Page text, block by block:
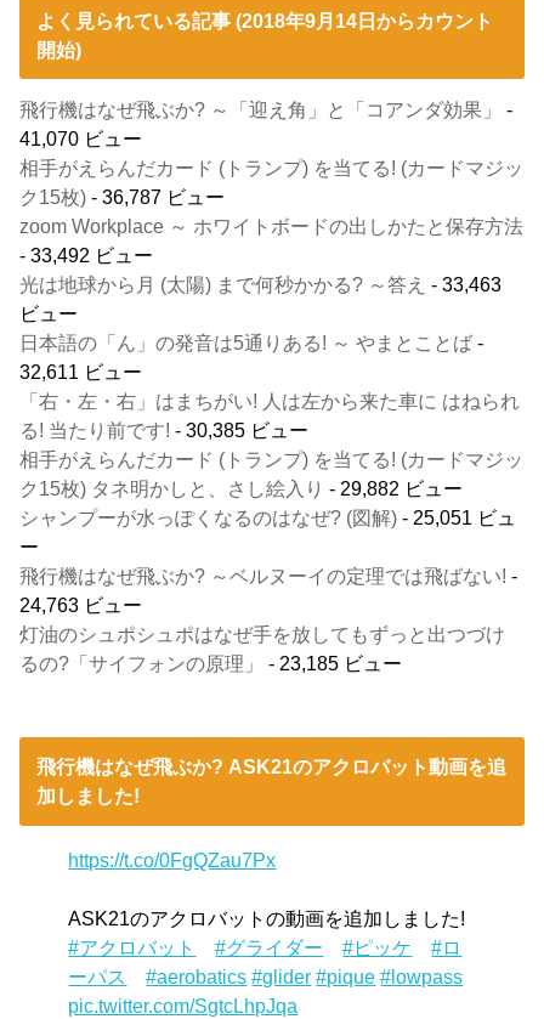
よく見られている記事 (2018年9月14日からカウント
開始)
飛行機はなぜ飛ぶか? ～「迎え角」と「コアンダ効果」
-
41,070 ビュー
相手がえらんだカード (トランプ) を当てる! (カードマジッ
ク15枚) - 36,787 ビュー
zoom Workplace ～ ホワイトボードの出しかたと保存方法
- 33,492 ビュー
光は地球から月 (太陽) まで何秒かかる? ～答え - 33,463
ビュー
日本語の「ん」の発音は5通りある! ～ やまとことば -
32,611 ビュー
「右・左・右」はまちがい! 人は左から来た車に はねられ
る! 当たり前です! - 30,385 ビュー
相手がえらんだカード (トランプ) を当てる! (カードマジッ
ク15枚) タネ明かしと、さし絵入り - 29,882 ビュー
シャンプーが水っぽくなるのはなぜ? (図解) - 25,051 ビュ
ー
飛行機はなぜ飛ぶか? ～ベルヌーイの定理では飛ばない! -
24,763 ビュー
灯油のシュポシュポはなぜ手を放してもずっと出つづけ
るの?「サイフォンの原理」
- 23,185 ビュー
飛行機はなぜ飛ぶか? ASK21のアクロバット動画を追
加しました!
https://t.co/0FgQZau7Px
ASK21のアクロバットの動画を追加しました!
#アクロバット
#グライダー #ピッケ
#ロ
ーパス
#aerobatics #glider #pique #lowpass
pic.twitter.com/SgtcLhpJqa